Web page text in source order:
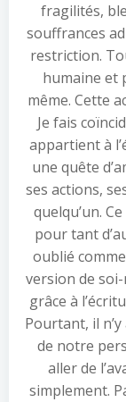
fragilités,
souffrances
restriction.
humaine et
même. Cette
Je fais
appartient à
une quête
ses actions,
quelqu’un.
pour tant
oublié
version de
grâce à
Pourtant, il
de notre
aller de
simplement.